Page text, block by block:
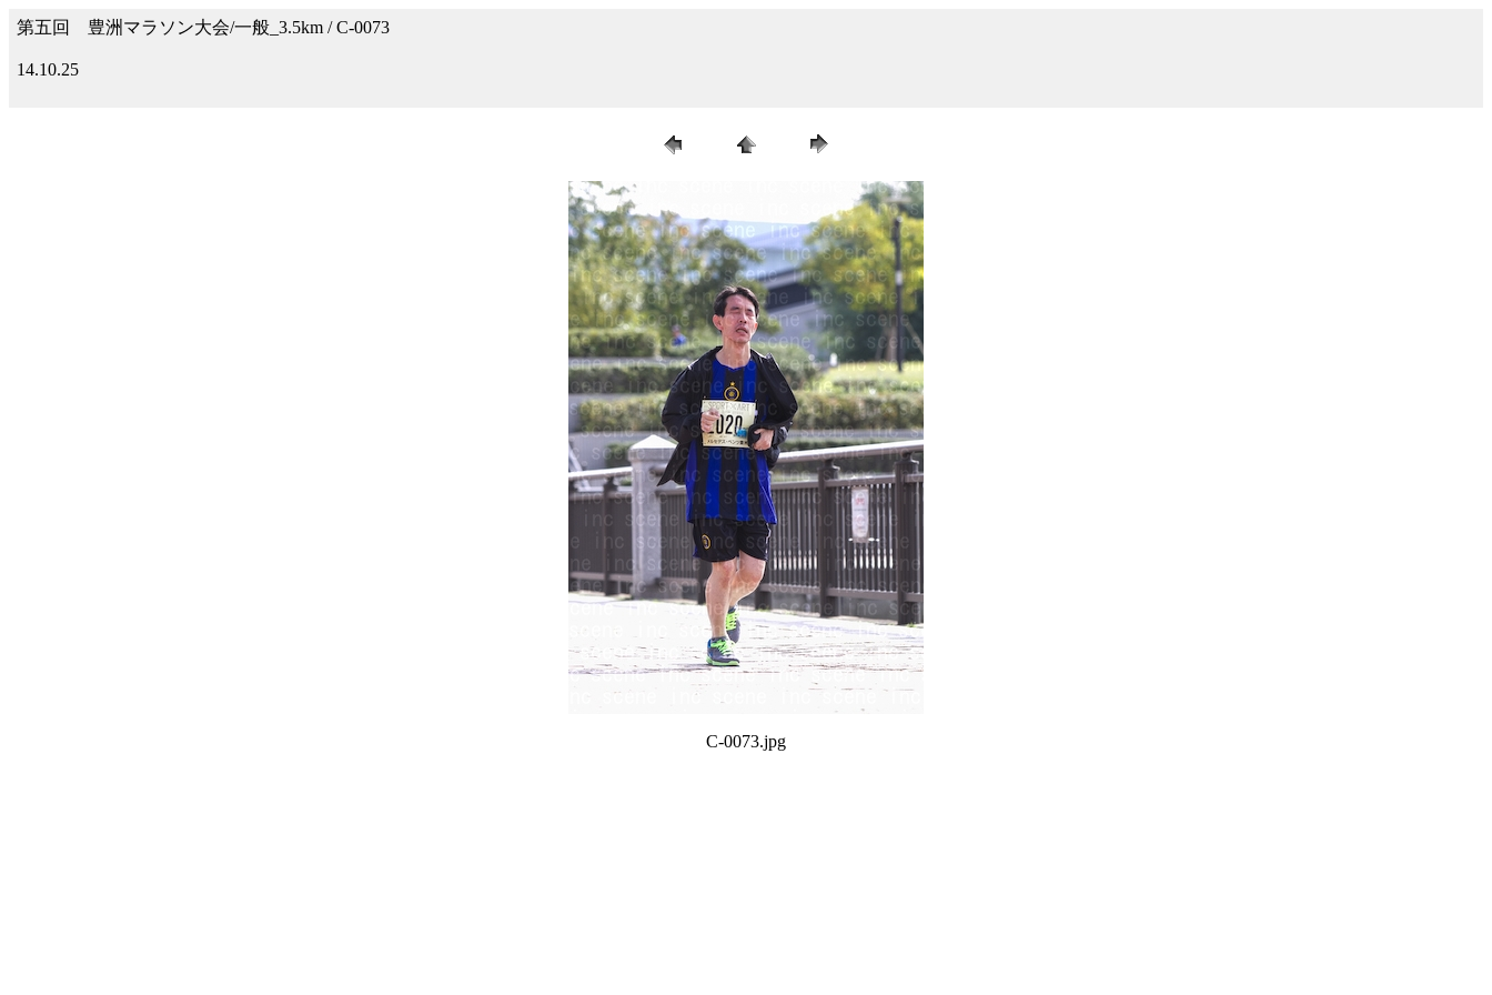
第五回 豊洲マラソン大会/一般_3.5km / C-0073
14.10.25
C-0073.jpg